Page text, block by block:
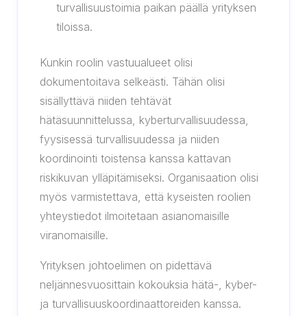
turvallisuustoimia paikan päällä yrityksen
tiloissa.
Kunkin roolin vastuualueet olisi
dokumentoitava selkeästi. Tähän olisi
sisällyttävä niiden tehtävät
hätäsuunnittelussa, kyberturvallisuudessa,
fyysisessä turvallisuudessa ja niiden
koordinointi toistensa kanssa kattavan
riskikuvan ylläpitämiseksi. Organisaation olisi
myös varmistettava, että kyseisten roolien
yhteystiedot ilmoitetaan asianomaisille
viranomaisille.
Yrityksen johtoelimen on pidettävä
neljännesvuosittain kokouksia hätä-, kyber-
ja turvallisuuskoordinaattoreiden kanssa.